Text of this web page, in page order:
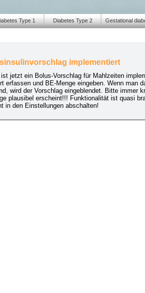
Type 1 Diabetes Type 2 Gestational
implementiert
ist jetzt ein Bolus-Vorschlag für Mahlzeiten
erfassen und BE-Menge eingeben. Wenn man
wird der Vorschlag eingeblendet. Bitte immer
plausibel erscheint!!! Funktionalität ist quasi
in den Einstellungen abschalten!